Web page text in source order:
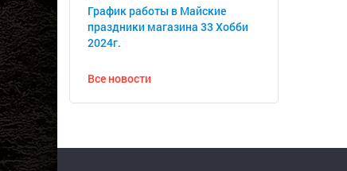
График работы в Майские
праздники магазина 33 Хобби
2024г.
Все новости